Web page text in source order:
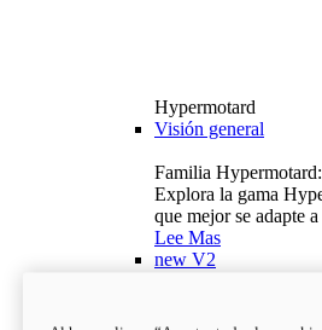
Hypermotard
Visión general
Familia
Explora la gama
que mejor se adapte
Lee Mas
new V2
120,4 hp